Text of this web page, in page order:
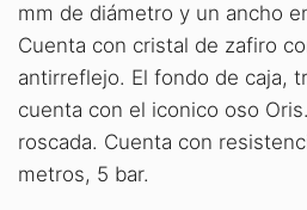
mm de diámetro y un ancho
Cuenta con cristal de zafiro
antirreflejo. El fondo de caja,
cuenta con el iconico oso
roscada. Cuenta con
metros, 5 bar.